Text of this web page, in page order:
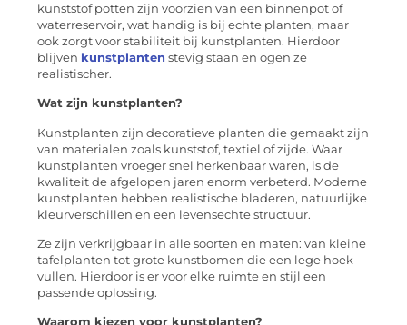
kunststof potten zijn voorzien van een binnenpot of
waterreservoir, wat handig is bij echte planten, maar
ook zorgt voor stabiliteit bij kunstplanten. Hierdoor
blijven kunstplanten stevig staan en ogen ze
realistischer.
Wat zijn kunstplanten?
Kunstplanten zijn decoratieve planten die gemaakt zijn
van materialen zoals kunststof, textiel of zijde. Waar
kunstplanten vroeger snel herkenbaar waren, is de
kwaliteit de afgelopen jaren enorm verbeterd. Moderne
kunstplanten hebben realistische bladeren, natuurlijke
kleurverschillen en een levensechte structuur.
Ze zijn verkrijgbaar in alle soorten en maten: van kleine
tafelplanten tot grote kunstbomen die een lege hoek
vullen. Hierdoor is er voor elke ruimte en stijl een
passende oplossing.
Waarom kiezen voor kunstplanten?